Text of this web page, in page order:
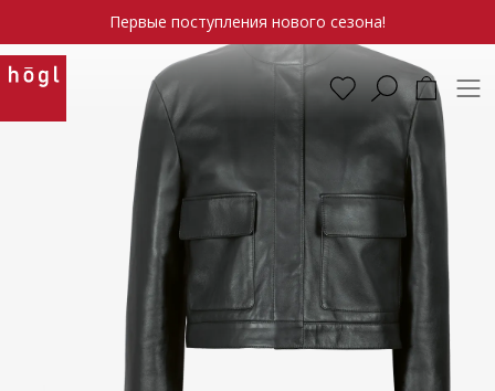
Первые поступления нового сезона!